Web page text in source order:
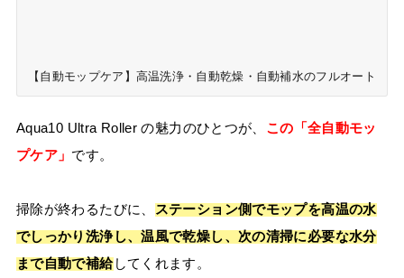
【自動モップケア】高温洗浄・自動乾燥・自動補水のフルオート
Aqua10 Ultra Roller の魅力のひとつが、 この「全自動モッ
プケア」 です。
掃除が終わるたびに、
ステーション側でモップを高温の水
でしっかり洗浄し、温風で乾燥し、次の清掃に必要な水分
まで自動で補給してくれます。